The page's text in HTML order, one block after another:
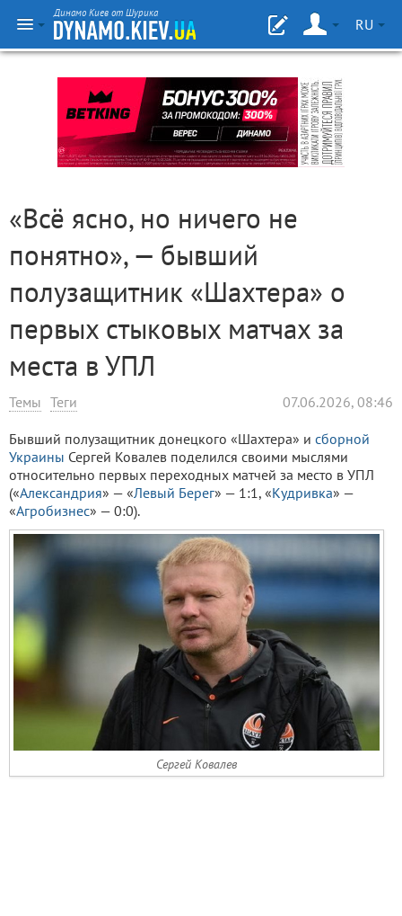
Динамо Киев от Шурика
RU
«Всё ясно, но ничего не
понятно», — бывший
полузащитник «Шахтера» о
первых стыковых матчах за
места в УПЛ
Темы Теги 07.06.2026, 08:46
Бывший полузащитник донецкого «Шахтера» и сборной
Украины Сергей Ковалев поделился своими мыслями
относительно первых переходных матчей за место в УПЛ
(«Александрия» — «Левый Берег» — 1:1, «Кудривка» —
«Агробизнес» — 0:0).
Сергей Ковалев